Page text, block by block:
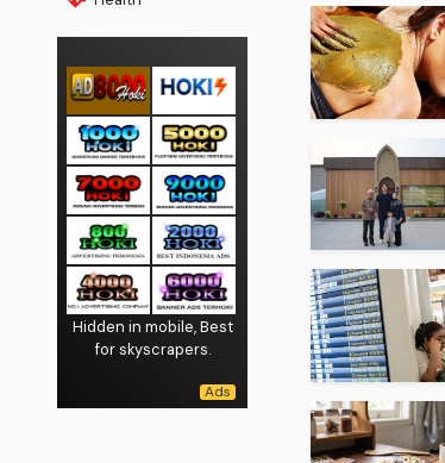
Hidden in mobile, Best
for skyscrapers.